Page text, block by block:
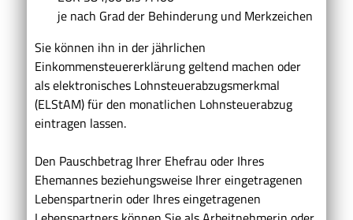
je nach Grad der Behinderung und Merkzeichen
Sie können ihn in der jährlichen
Einkommensteuererklärung geltend machen oder
als elektronisches Lohnsteuerabzugsmerkmal
(ELStAM) für den monatlichen Lohnsteuerabzug
eintragen lassen.
Den Pauschbetrag Ihrer Ehefrau oder Ihres
Ehemannes beziehungsweise Ihrer eingetragenen
Lebenspartnerin oder Ihres eingetragenen